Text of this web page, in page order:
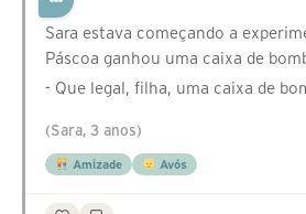
Sara estava começando a
Páscoa ganhou uma caixa de
- Que legal, filha, uma caixa de
(Sara, 3 anos)
Amizade Avós